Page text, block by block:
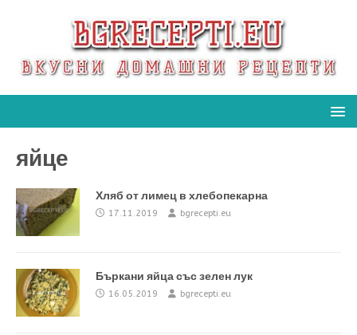
яйце
Хляб от лимец в хлебопекарна
17.11.2019 bgrecepti.eu
Бъркани яйца със зелен лук
16.05.2019 bgrecepti.eu